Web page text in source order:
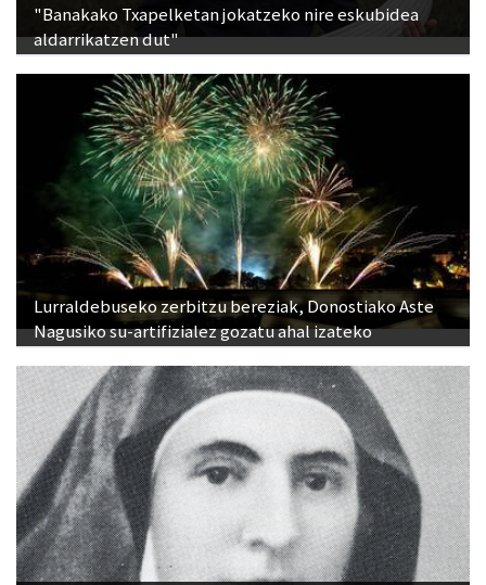
"Banakako Txapelketan jokatzeko nire eskubidea
aldarrikatzen dut"
Lurraldebuseko zerbitzu bereziak, Donostiako Aste
Nagusiko su-artifizialez gozatu ahal izateko